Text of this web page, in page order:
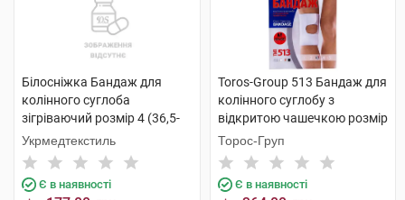
Білосніжка Бандаж для
колінного суглоба
зігріваючий розмір 4 (36,5-
39) 1 шт
Укрмедтекстиль
Є в наявності
Toros-Group 513 Бандаж для
колінного суглобу з
відкритою чашечкою розмір
3 бежевий 1 шт
Торос-Груп
Є в наявності